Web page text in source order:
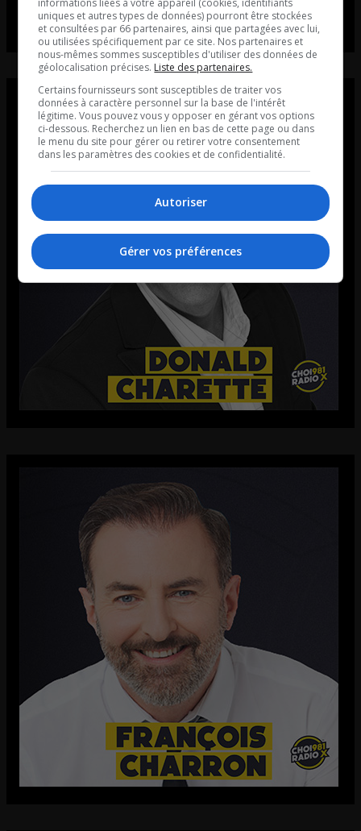
informations liées à votre appareil (cookies, identifiants
uniques et autres types de données) pourront être stockées
et consultées par 66 partenaires, ainsi que partagées avec lui,
ou utilisées spécifiquement par ce site. Nos partenaires et
nous-mêmes sommes susceptibles d'utiliser des données de
géolocalisation précises. Liste des partenaires.
Certains fournisseurs sont susceptibles de traiter vos
données à caractère personnel sur la base de l'intérêt
légitime. Vous pouvez vous y opposer en gérant vos options
ci-dessous. Recherchez un lien en bas de cette page ou dans
le menu du site pour gérer ou retirer votre consentement
dans les paramètres des cookies et de confidentialité.
Autoriser
Gérer vos préférences